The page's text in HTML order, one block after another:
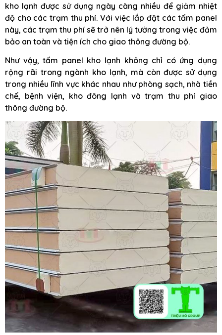
kho lạnh được sử dụng ngày càng nhiều để giảm nhiệt
độ cho các trạm thu phí. Với việc lắp đặt các tấm panel
này, các trạm thu phí sẽ trở nên lý tưởng trong việc đảm
bảo an toàn và tiện ích cho giao thông đường bộ.
Như vậy, tấm panel kho lạnh không chỉ có ứng dụng
rộng rãi trong ngành kho lạnh, mà còn được sử dụng
trong nhiều lĩnh vực khác nhau như phòng sạch, nhà tiền
chế, bệnh viện, kho đông lạnh và trạm thu phí giao
thông đường bộ.